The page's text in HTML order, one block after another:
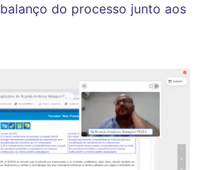
do processo junto aos